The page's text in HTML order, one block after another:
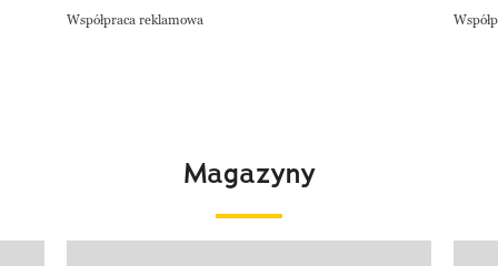
Współpraca reklamowa
Magazyny